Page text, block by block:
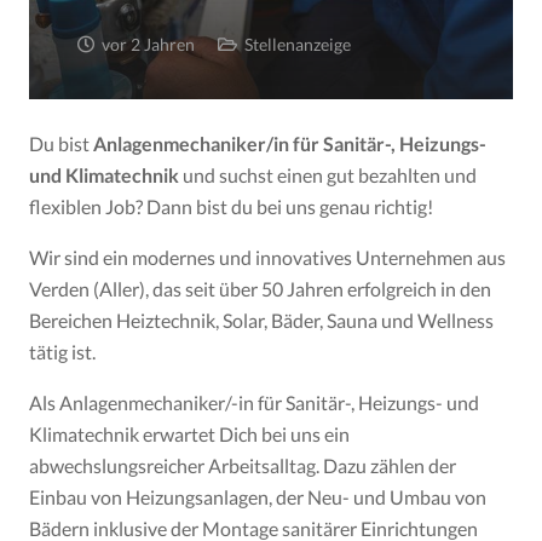
vor 2 Jahren Stellenanzeige
Du bistAnlagenmechaniker/in für Sanitär-, Heizungs-
und Klimatechnik und suchst einen gut bezahlten und
flexiblen Job? Dann bist du bei uns genau richtig!
Wir sind ein modernes und innovatives Unternehmen aus
Verden (Aller), das seit über 50 Jahren erfolgreich in den
Bereichen Heiztechnik, Solar, Bäder, Sauna und Wellness
tätig ist.
Als Anlagenmechaniker/-in für Sanitär-, Heizungs- und
Klimatechnik erwartet Dich bei uns ein
abwechslungsreicher Arbeitsalltag. Dazu zählen der
Einbau von Heizungsanlagen, der Neu- und Umbau von
Bädern inklusive der Montage sanitärer Einrichtungen